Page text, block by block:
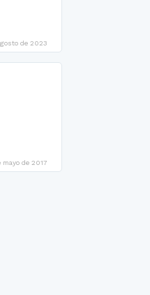
de 2023
mayo de 2017